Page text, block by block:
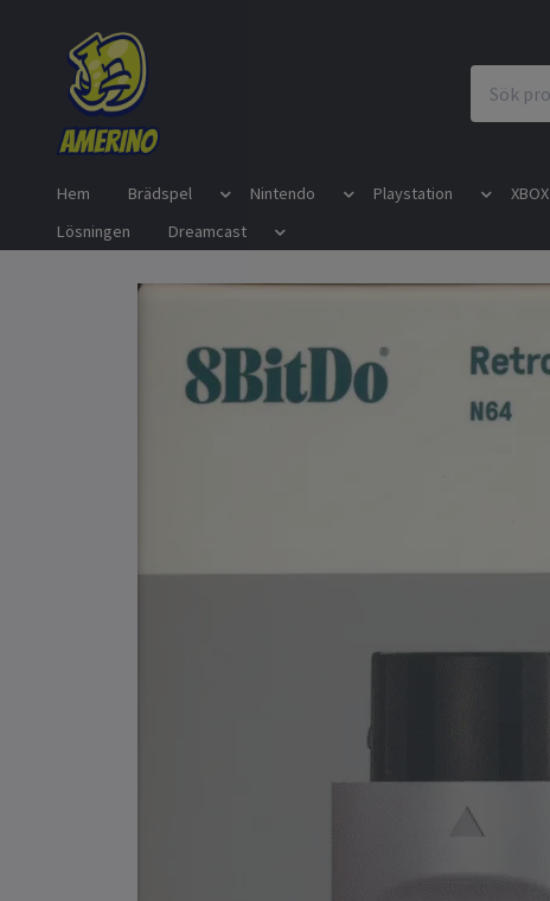
Hem Brädspel Nintendo Playstation XBOX
Lösningen
Dreamcast